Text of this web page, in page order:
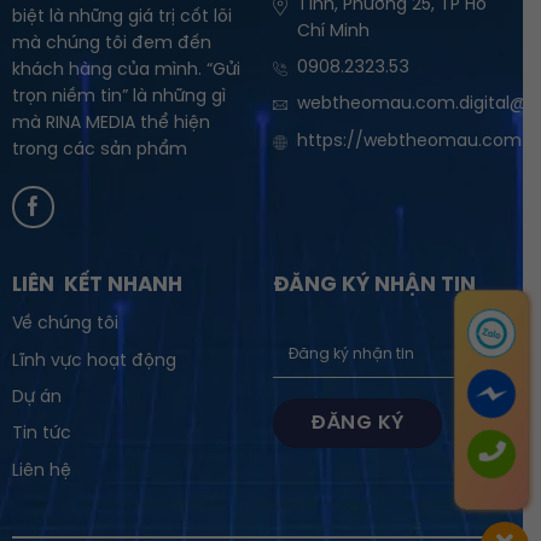
biệt là những giá trị cốt lõi
mà chúng tôi đem đến
khách hàng của mình. “Gửi
trọn niềm tin” là những gì
mà RINA MEDIA thể hiện
trong các sản phẩm
Tĩnh, Phường 25, TP Hồ
Chí Minh
0908.2323.53
https://webtheomau.com
LIÊN KẾT NHANH
Về chúng tôi
Lĩnh vực hoạt động
Dự án
Tin tức
Liên hệ
ĐĂNG KÝ NHẬN TIN